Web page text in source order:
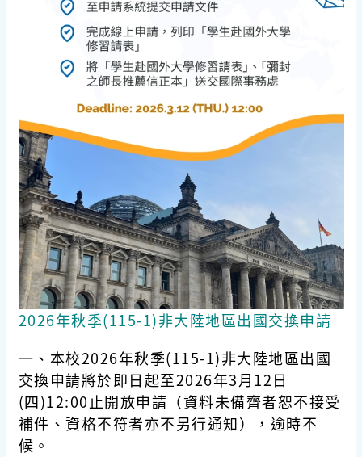
2026年秋季(115-1)非大陸地區出國交換申請
一、本校2026年秋季(115-1)非大陸地區出國
交換申請將於即日起至2026年3月12日
(四)12:00止開放申請（資料未備齊者恕不接受
補件、資格不符者亦不另行通知），逾時不
候。